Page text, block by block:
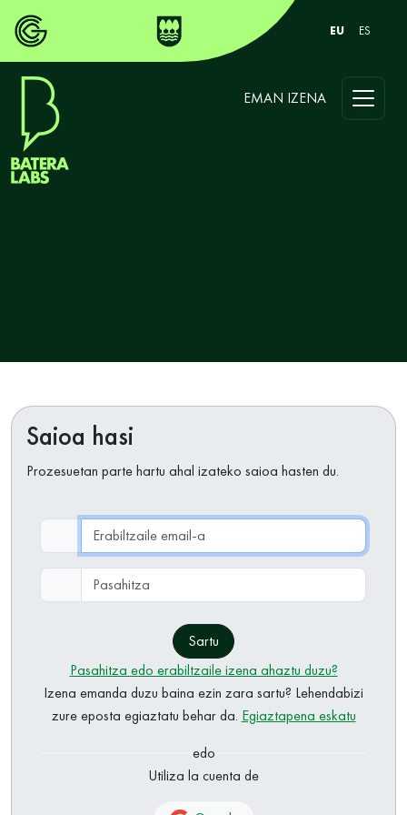
EU ES
EMAN IZENA
Saioa hasi
Prozesuetan parte hartu ahal izateko saioa hasten du.
Erabiltzaile email-a
Pasahitza
Sartu
Pasahitza edo erabiltzaile izena ahaztu duzu?
Izena emanda duzu baina ezin zara sartu? Lehendabizi
zure eposta egiaztatu behar da. Egiaztapena eskatu
edo
Utiliza la cuenta de